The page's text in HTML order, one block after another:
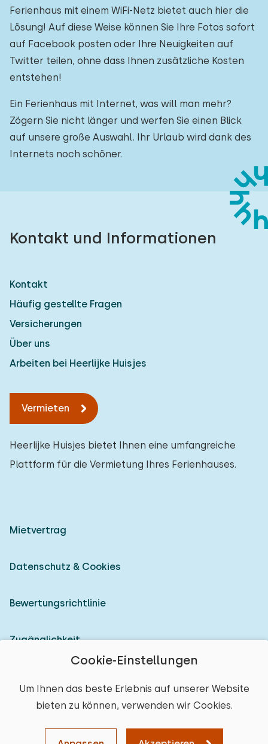
Cookie-Einstellungen
Um Ihnen das beste Erlebnis auf unserer Website
bieten zu können, verwenden wir Cookies.
Ferienhaus mit einem WiFi-Netz bietet auch hier die
Lösung! Auf diese Weise können Sie Ihre Fotos sofort
auf Facebook posten oder Ihre Neuigkeiten auf
Twitter teilen, ohne dass Ihnen zusätzliche Kosten
entstehen!
Ein Ferienhaus mit Internet, was will man mehr?
Zögern Sie nicht länger und werfen Sie einen Blick
auf unsere große Auswahl. Ihr Urlaub wird dank des
Internets noch schöner.
Kontakt und Informationen
Kontakt
Häufig gestellte Fragen
Versicherungen
Über uns
Arbeiten bei Heerlijke Huisjes
Vermieten
Heerlijke Huisjes bietet Ihnen eine umfangreiche
Plattform für die Vermietung Ihres Ferienhauses.
Mietvertrag
Datenschutz & Cookies
Bewertungsrichtlinie
Zugänglichkeit
© 2026 Heerlijke Huisjes (eingetragene Marke)